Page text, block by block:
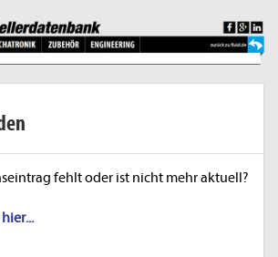
fehlt oder ist nicht mehr aktuell?
hier...